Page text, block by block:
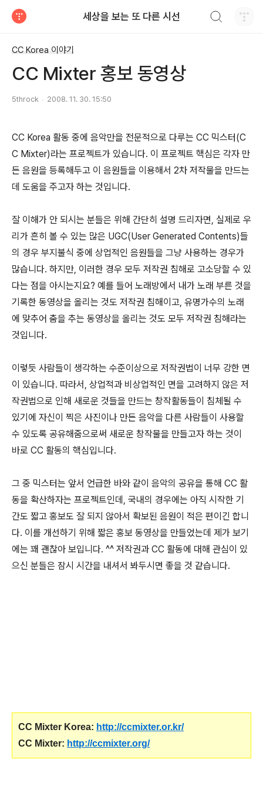
세상을 보는 또 다른 시선
CC Korea 이야기
CC Mixter 홍보 동영상
5throck 2008. 11. 30. 15:50
CC Korea 활동 중에 음악만을 전문적으로 다루는 CC 믹스터(C
C Mixter)라는 프로젝트가 있습니다. 이 프로젝트 핵심은 각자 만
든 음원을 등록해두고 이 음원들을 이용해서 2차 저작물을 만드는
데 도움을 주고자 하는 것입니다.
잘 이해가 안 되시는 분들은 위해 간단히 설명 드리자면, 실제로 우
리가 흔히 볼 수 있는 많은 UGC(User Generated Contents)들
의 경우 부지불식 중에 상업적인 음원들을 그냥 사용하는 경우가
많습니다. 하지만, 이러한 경우 모두 저작권 침해로 고소당할 수 있
다는 점을 아시는지요? 예를 들어 노래방에서 내가 노래 부른 것을
기록한 동영상을 올리는 것도 저작권 침해이고, 유명가수의 노래
에 맞추어 춤을 추는 동영상을 올리는 것도 모두 저작권 침해라는
것입니다.
이렇듯 사람들이 생각하는 수준이상으로 저작권법이 너무 강한 면
이 있습니다. 따라서, 상업적과 비상업적인 면을 고려하지 않은 저
작권법으로 인해 새로운 것들을 만드는 창작활동들이 침체될 수
있기에 자신이 찍은 사진이나 만든 음악을 다른 사람들이 사용할
수 있도록 공유해줌으로써 새로운 창작물을 만들고자 하는 것이
바로 CC 활동의 핵심입니다.
그 중 믹스터는 앞서 언급한 바와 같이 음악의 공유을 통해 CC 활
동을 확산하자는 프로젝트인데, 국내의 경우에는 아직 시작한 기
간도 짧고 홍보도 잘 되지 않아서 확보된 음원이 적은 편이긴 합니
다. 이를 개선하기 위해 짧은 홍보 동영상을 만들었는데 제가 보기
에는 꽤 괜찮아 보입니다. ^^ 저작권과 CC 활동에 대해 관심이 있
으신 분들은 잠시 시간을 내셔서 봐두시면 좋을 것 같습니다.
CC Mixter Korea: http://ccmixter.or.kr/
CC Mixter: http://ccmixter.org/